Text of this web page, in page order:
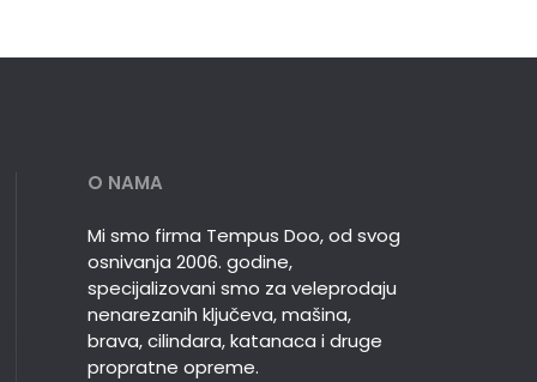
O NAMA
Mi smo firma Tempus Doo, od svog
osnivanja 2006. godine,
specijalizovani smo za veleprodaju
nenarezanih ključeva, mašina,
brava, cilindara, katanaca i druge
propratne opreme.